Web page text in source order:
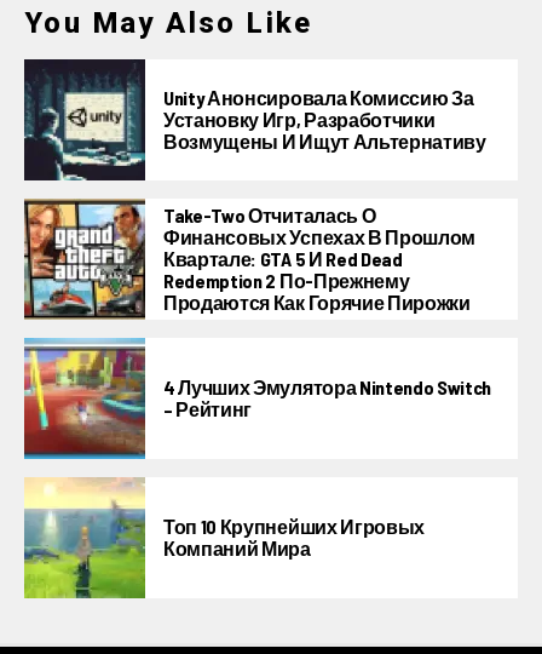
You May Also Like
Unity Анонсировала Комиссию За
Установку Игр, Разработчики
Возмущены И Ищут Альтернативу
Take-Two Отчиталась О
Финансовых Успехах В Прошлом
Квартале: GTA 5 И Red Dead
Redemption 2 По-Прежнему
Продаются Как Горячие Пирожки
4 Лучших Эмулятора Nintendo Switch
– Рейтинг
Топ 10 Крупнейших Игровых
Компаний Мира